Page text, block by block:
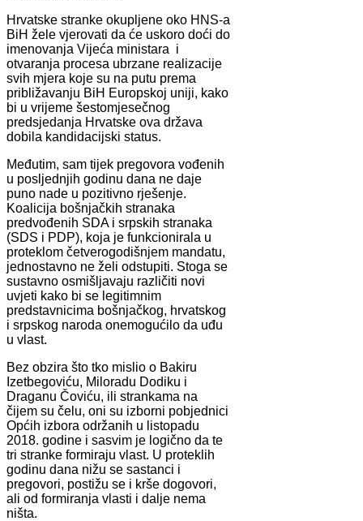
Hrvatske stranke okupljene oko HNS-a
BiH žele vjerovati da će uskoro doći do
imenovanja Vijeća ministara i
otvaranja procesa ubrzane realizacije
svih mjera koje su na putu prema
približavanju BiH Europskoj uniji, kako
bi u vrijeme šestomjesečnog
predsjedanja Hrvatske ova država
dobila kandidacijski status.
Međutim, sam tijek pregovora vođenih
u posljednjih godinu dana ne daje
puno nade u pozitivno rješenje.
Koalicija bošnjačkih stranaka
predvođenih SDA i srpskih stranaka
(SDS i PDP), koja je funkcionirala u
proteklom četverogodišnjem mandatu,
jednostavno ne želi odstupiti. Stoga se
sustavno osmišljavaju različiti novi
uvjeti kako bi se legitimnim
predstavnicima bošnjačkog, hrvatskog
i srpskog naroda onemogućilo da uđu
u vlast.
Bez obzira što tko mislio o Bakiru
Izetbegoviću, Miloradu Dodiku i
Draganu Čoviću, ili strankama na
čijem su čelu, oni su izborni pobjednici
Općih izbora održanih u listopadu
2018. godine i sasvim je logično da te
tri stranke formiraju vlast. U proteklih
godinu dana nižu se sastanci i
pregovori, postižu se i krše dogovori,
ali od formiranja vlasti i dalje nema
ništa.